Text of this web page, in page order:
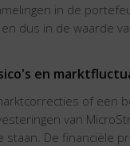
in de
dus in de waarde
en
of een
van
staan. De financiële